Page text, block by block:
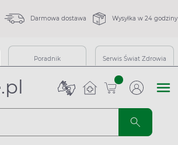
Darmowa dostawa Wysyłka w 24 godziny
Poradnik Serwis Świat Zdrowia
sztuk